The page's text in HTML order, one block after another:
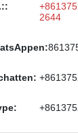
2644